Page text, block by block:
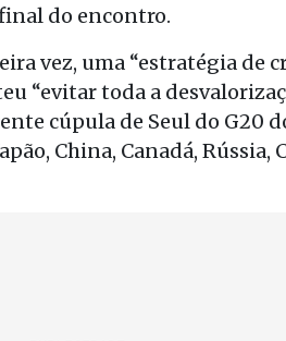
do encontro.
vez, uma “estratégia de
“evitar toda a
cúpula de Seul do G20
China, Canadá, Rússia,